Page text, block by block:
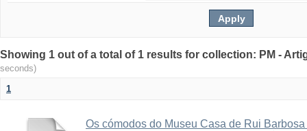
Showing 1 out of a total of 1 results for collection: PM -
seconds)
1
Os cómodos do Museu Casa de Rui